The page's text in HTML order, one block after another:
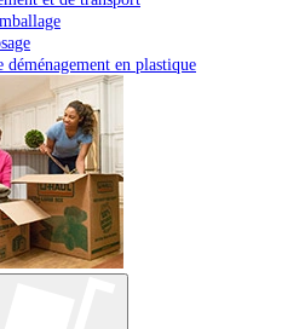
déménagement en plastique